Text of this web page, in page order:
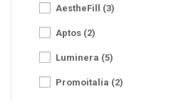
AestheFill (3)
Aptos (2)
Luminera (5)
Promoitalia (2)